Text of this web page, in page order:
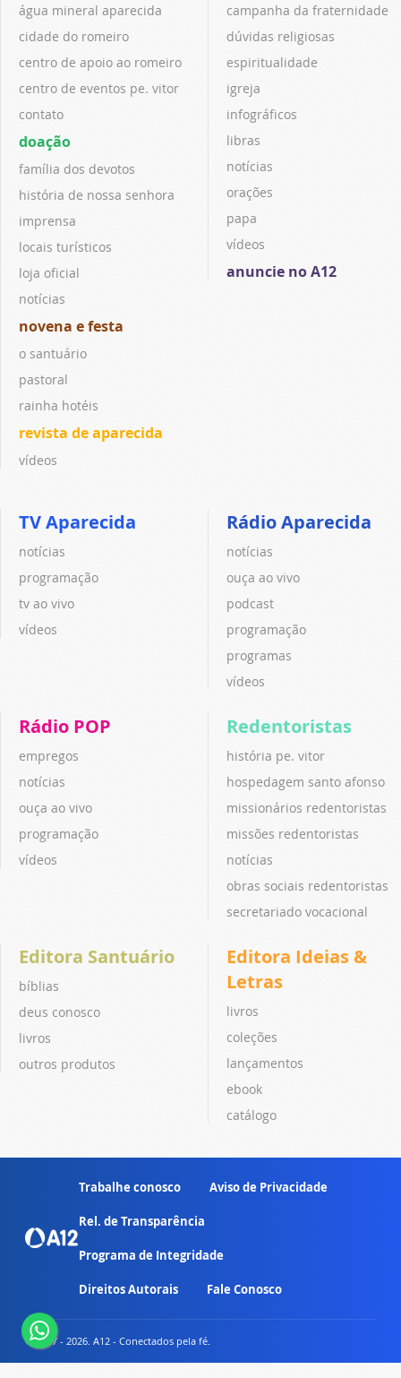
água mineral aparecida
cidade do romeiro
centro de apoio ao romeiro
centro de eventos pe. vitor
contato
doação
família dos devotos
história de nossa senhora
imprensa
locais turísticos
loja oficial
notícias
novena e festa
o santuário
pastoral
rainha hotéis
revista de aparecida
vídeos
campanha da fraternidade
dúvidas religiosas
espiritualidade
igreja
infográficos
libras
notícias
orações
papa
vídeos
anuncie no A12
TV Aparecida
notícias
programação
tv ao vivo
vídeos
Rádio Aparecida
notícias
ouça ao vivo
podcast
programação
programas
vídeos
Rádio POP
empregos
notícias
ouça ao vivo
programação
vídeos
Redentoristas
história pe. vitor
hospedagem santo afonso
missionários redentoristas
missões redentoristas
notícias
obras sociais redentoristas
secretariado vocacional
Editora Santuário
bíblias
deus conosco
livros
outros produtos
Editora Ideias &
Letras
livros
coleções
lançamentos
ebook
catálogo
Trabalhe conosco Aviso de Privacidade
Rel. de Transparência
Programa de Integridade
Direitos Autorais Fale Conosco
© 2007 - 2026. A12 - Conectados pela fé.